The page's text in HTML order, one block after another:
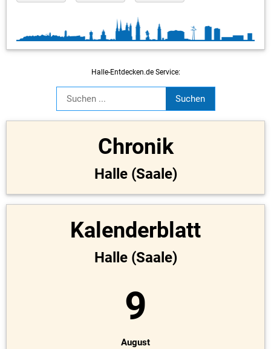
Halle-Entdecken.de Service:
Chronik
Halle (Saale)
Kalenderblatt
Halle (Saale)
9
August